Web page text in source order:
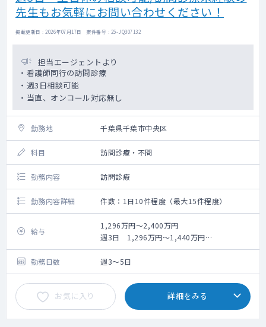
先生もお気軽にお問い合わせください！
掲載更新日 : 2026年07月17日 案件番号 : 25-JQ307132
担当エージェントより
・看護師同行の訪問診療
・週3日相談可能
・当直、オンコール対応無し
勤務地 千葉県千葉市中央区
科目 訪問診療・不問
勤務内容 訪問診療
勤務内容詳細 件数：1日10件程度（最大15件程度）
給与
1,296万円～2,400万円
週3日 1,296万円～1,440万円
週4日 1,728万円～1,920万円
週5日 2,160万円～2,400万円
（経験・スキルにより決定）
勤務日数 週3～5日
お気に入り 詳細をみる